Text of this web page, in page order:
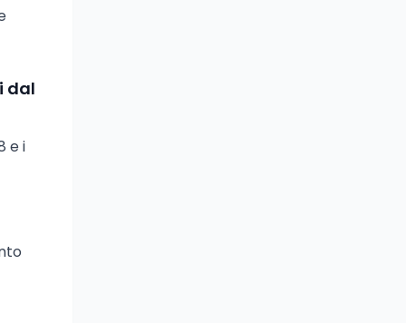
dal
e i